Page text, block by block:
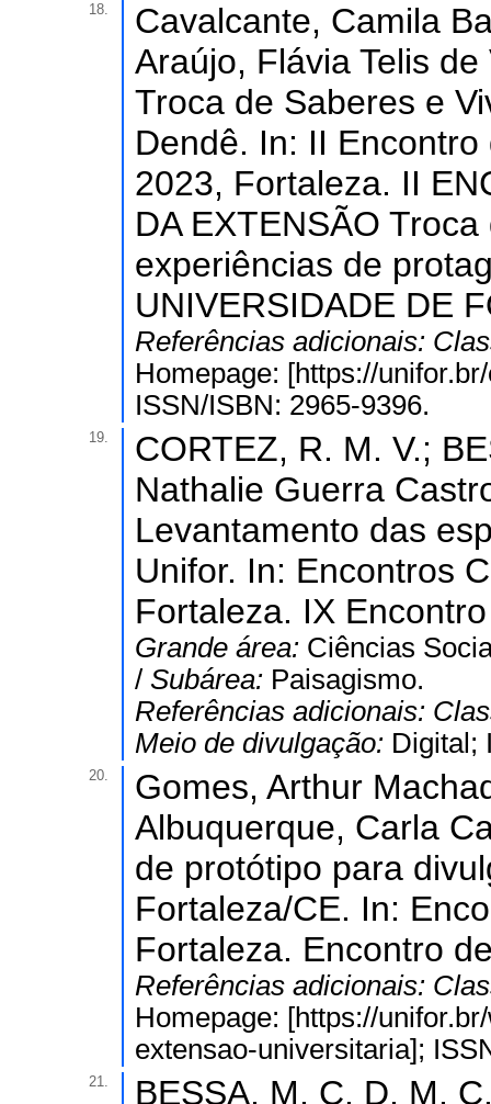
18.
Cavalcante, Camila
Araújo, Flávia Telis
Troca de Saberes e
Dendê. In: II
2023, Fortaleza. II
DA EXTENSÃO
experiências de
UNIVERSIDADE DE
Referências adicionais:
Homepage: [https://
ISSN/ISBN: 2965-9396.
19.
CORTEZ, R. M. V.;
Nathalie Guerra
Levantamento das
Unifor. In: Encontros
Fortaleza. IX
Grande área: Ciências
/ Subárea: Paisagismo.
Referências adicionais:
Meio de divulgação: Digital;
20.
Gomes, Arthur
Albuquerque, Carla
de protótipo para
Fortaleza/CE. In:
Fortaleza. Encontro
Referências adicionais:
Homepage: [https://
extensao-universitaria];
21. BESSA, M. C. D. M.